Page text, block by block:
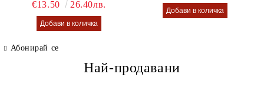
€13.50 26.40лв.
Абонирай се
Най-продавани